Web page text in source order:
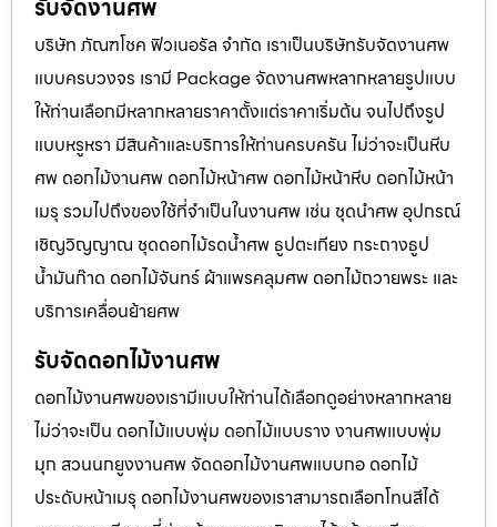
รับจัดงานศพ
บริษัท ภัณฑโชค ฟิวเนอรัล จำกัด เราเป็นบริษัทรับจัดงานศพ
แบบครบวงจร เรามี Package จัดงานศพหลากหลายรูปแบบ
ให้ท่านเลือกมีหลากหลายราคาตั้งแต่ราคาเริ่มต้น จนไปถึงรูป
แบบหรูหรา มีสินค้าและบริการให้ท่านครบครัน ไม่ว่าจะเป็นหีบ
ศพ ดอกไม้งานศพ ดอกไม้หน้าศพ ดอกไม้หน้าหีบ ดอกไม้หน้า
เมรุ รวมไปถึงของใช้ที่จำเป็นในงานศพ เช่น ชุดนำศพ อุปกรณ์
เชิญวิญญาณ ชุดดอกไม้รดน้ำศพ ธูปตะเกียง กระถางธูป
น้ำมันก๊าด ดอกไม้จันทร์ ผ้าแพรคลุมศพ ดอกไม้ถวายพระ และ
บริการเคลื่อนย้ายศพ
รับจัดดอกไม้งานศพ
ดอกไม้งานศพของเรามีแบบให้ท่านได้เลือกดูอย่างหลากหลาย
ไม่ว่าจะเป็น ดอกไม้แบบพุ่ม ดอกไม้แบบราง งานศพแบบพุ่ม
มุก สวนนกยูงงานศพ จัดดอกไม้งานศพแบบกอ ดอกไม้
ประดับหน้าเมรุ ดอกไม้งานศพของเราสามารถเลือกโทนสีได้